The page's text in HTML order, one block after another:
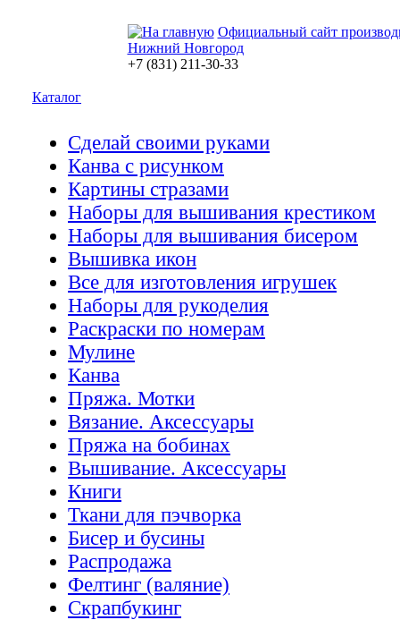
Официальный сайт
Нижний Новгород
+7 (831) 211-30-33
Каталог
Сделай своими руками
Канва с рисунком
Картины стразами
Наборы для вышивания крестиком
Наборы для вышивания бисером
Вышивка икон
Все для изготовления игрушек
Наборы для рукоделия
Раскраски по номерам
Мулине
Канва
Пряжа. Мотки
Вязание. Аксессуары
Пряжа на бобинах
Вышивание. Аксессуары
Книги
Ткани для пэчворка
Бисер и бусины
Распродажа
Фелтинг (валяние)
Скрапбукинг